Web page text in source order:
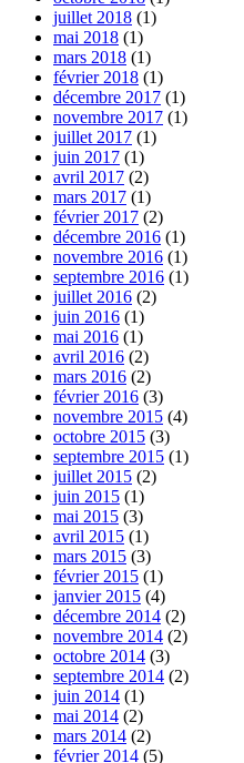
juillet 2018 (1)
mai 2018 (1)
mars 2018 (1)
février 2018 (1)
décembre 2017 (1)
novembre 2017 (1)
juillet 2017 (1)
juin 2017 (1)
avril 2017 (2)
mars 2017 (1)
février 2017 (2)
décembre 2016 (1)
novembre 2016 (1)
septembre 2016 (1)
juillet 2016 (2)
juin 2016 (1)
mai 2016 (1)
avril 2016 (2)
mars 2016 (2)
février 2016 (3)
novembre 2015 (4)
octobre 2015 (3)
septembre 2015 (1)
juillet 2015 (2)
juin 2015 (1)
mai 2015 (3)
avril 2015 (1)
mars 2015 (3)
février 2015 (1)
janvier 2015 (4)
décembre 2014 (2)
novembre 2014 (2)
octobre 2014 (3)
septembre 2014 (2)
juin 2014 (1)
mai 2014 (2)
mars 2014 (2)
février 2014 (5)